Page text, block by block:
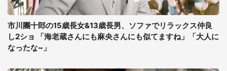
市川團十郎の15歳長女&13歳長男、ソファでリラックス仲良
し2ショ 「海老蔵さんにも麻央さんにも似てますね」「大人に
なったな~」